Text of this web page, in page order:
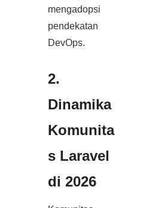
mengadopsi
pendekatan
DevOps.
2.
Dinamika
Komunita
s Laravel
di 2026